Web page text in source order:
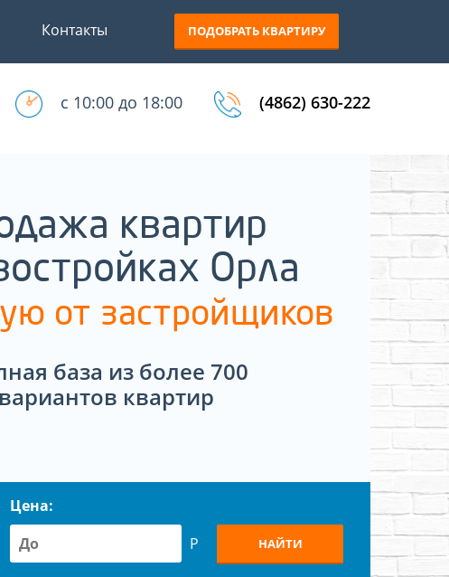
Контакты ПОДОБРАТЬ КВАРТИРУ
с 10:00 до 18:00 (4862) 630-222
квартир
Орла
от застройщиков
база из более 700
вариантов квартир
Цена:
Р
НАЙТИ